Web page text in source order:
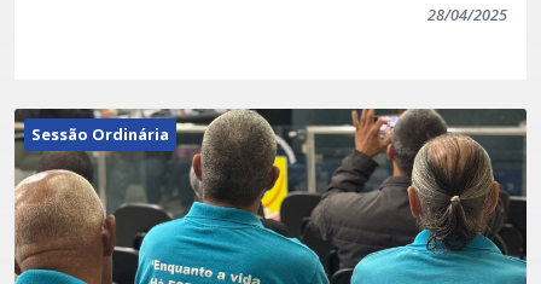
28/04/2025
Sessão Ordinária